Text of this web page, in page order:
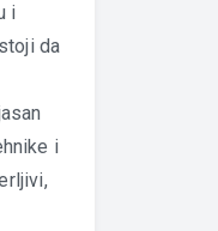
i
da
i